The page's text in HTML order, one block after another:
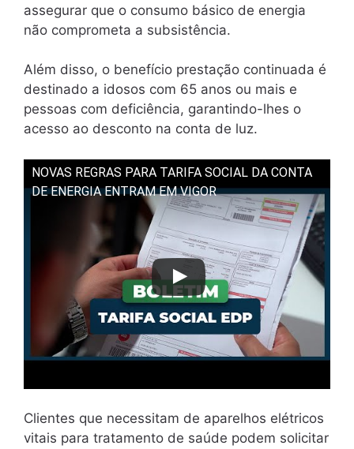
assegurar que o consumo básico de energia
não comprometa a subsistência.
Além disso, o benefício prestação continuada é
destinado a idosos com 65 anos ou mais e
pessoas com deficiência, garantindo-lhes o
acesso ao desconto na conta de luz.
NOVAS REGRAS PARA TARIFA SOCIAL DA CONTA
DE ENERGIA ENTRAM EM VIGOR
Clientes que necessitam de aparelhos elétricos
vitais para tratamento de saúde podem solicitar